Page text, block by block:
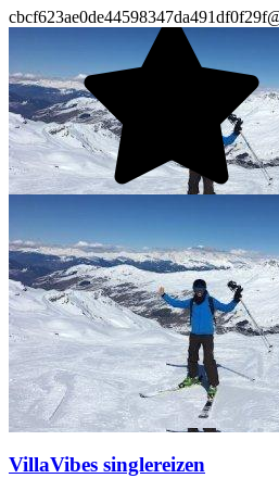
VillaVibes singlereizen